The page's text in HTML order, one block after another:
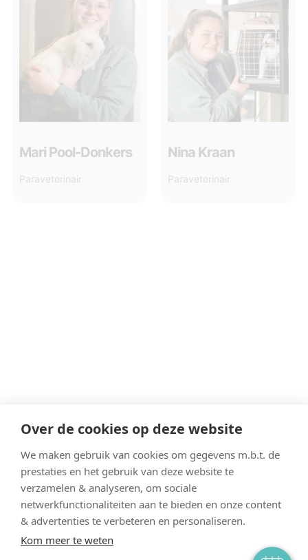
Over de cookies op deze website
We maken gebruik van cookies om gegevens m.b.t. de
prestaties en het gebruik van deze website te
verzamelen & analyseren, om sociale
netwerkfunctionaliteiten aan te bieden en onze content
& advertenties te verbeteren en personaliseren.
Kom meer te weten
Mari Pool-Donkers
Paraveterinair
Nina Kraan
Paraveterinair